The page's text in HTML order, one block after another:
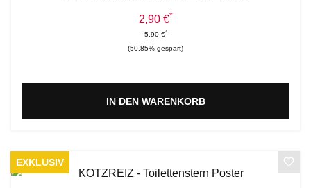
Verkaufspreis:
2,90 €*
Regulärer Preis:
5,90 €*
(50.85% gespart)
IN DEN WARENKORB
EXKLUSIV